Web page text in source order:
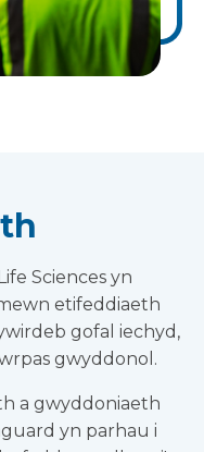
Sciences yn
etifeddiaeth
gofal iechyd,
gwyddonol.
a gwyddoniaeth
yn parhau i